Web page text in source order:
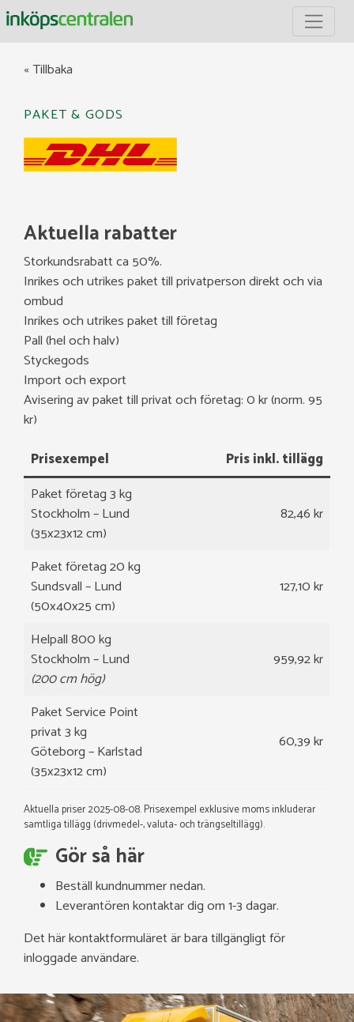
« Tillbaka
PAKET & GODS
Aktuella rabatter
Storkundsrabatt ca 50%.
Inrikes och utrikes paket till privatperson direkt och via
ombud
Inrikes och utrikes paket till företag
Pall (hel och halv)
Styckegods
Import och export
Avisering av paket till privat och företag: 0 kr (norm. 95
kr)
Prisexempel
Pris inkl. tillägg
Paket företag 3 kg
Stockholm – Lund
(35x23x12 cm)
82,46 kr
Paket företag 20 kg
Sundsvall – Lund
(50x40x25 cm)
127,10 kr
Helpall 800 kg
Stockholm – Lund
(200 cm hög)
959,92 kr
Paket Service Point
privat 3 kg
Göteborg – Karlstad
(35x23x12 cm)
60,39 kr
Aktuella priser 2025-08-08. Prisexempel exklusive moms inkluderar
samtliga tillägg (drivmedel-, valuta- och trängseltillägg).
Gör så här
Beställ kundnummer nedan.
Leverantören kontaktar dig om 1-3 dagar.
Det här kontaktformuläret är bara tillgängligt för
inloggade användare.